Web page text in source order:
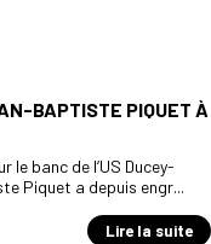
BAPTISTE PIQUET À
le banc de l‘US Ducey-
Piquet a depuis engr...
Lire la suite